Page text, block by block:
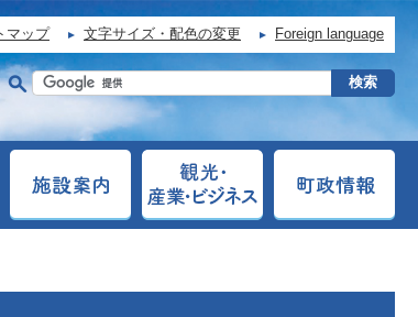
マップ 文字サイズ・配色の変更 Foreign language